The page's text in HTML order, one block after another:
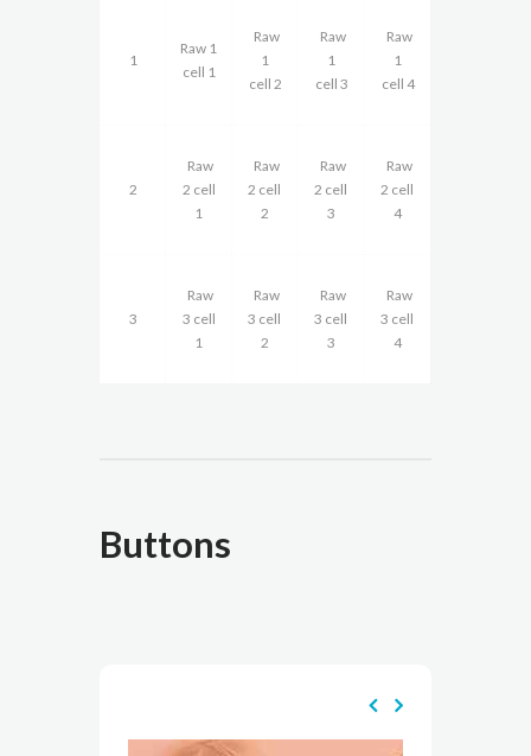
1
Raw 1
cell 1
Raw
1
cell 2
Raw
1
cell 3
Raw
1
cell 4
2
Raw
2 cell
1
Raw
2 cell
2
Raw
2 cell
3
Raw
2 cell
4
3
Raw
3 cell
1
Raw
3 cell
2
Raw
3 cell
3
Raw
3 cell
4
Buttons